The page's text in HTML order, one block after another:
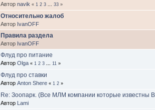
Автор navik « 1 2 3 33 »
Относительно жалоб
Автор IvanOFF
Правила раздела
Автор IvanOFF
Флуд про питание
Автор Olga « 1 2 3 11 »
Флуд про ставки
Автор Anton Shere « 1 2 »
Re: Зоопарк. (Все МЛМ компании которые известны
Автор Lami